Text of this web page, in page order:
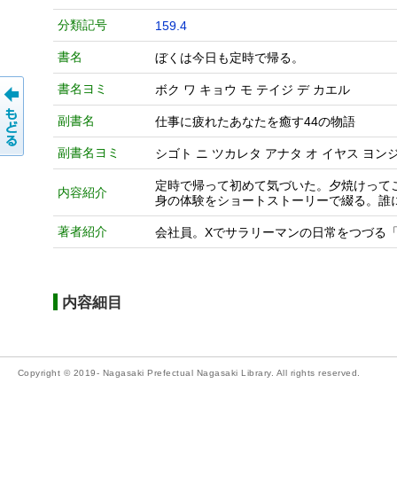
分類記号 159.4
書名 ぼくは今日も定時で帰る。
書名ヨミ ボク ワ キョウ モ テイジ デ カエル
副書名 仕事に疲れたあなたを癒す44の物語
副書名ヨミ シゴト ニ ツカレタ アナタ オ イヤス ヨン
内容紹介
定時で帰って初めて気づいた。夕焼けっ
身の体験をショートストーリーで綴る。
著者紹介 会社員。Xでサラリーマンの日常をつづる
内容細目
Copyright © 2019- Nagasaki Prefectual Nagasaki Library. All rights reserved.